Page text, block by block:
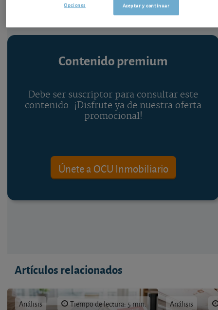
Contenido premium
Debe ser suscriptor para consultar este
contenido. ¡Disfrute ya de nuestra oferta
promocional!
Únete a OCU Inmobiliario
Artículos relacionados
Análisis Tiempo de lectura: 5 min. Análisis
Aceptar y continuar
Opciones